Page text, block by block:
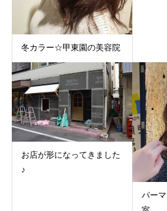
冬カラー☆甲東園の美容院
お店が形になってきました
♪
パー